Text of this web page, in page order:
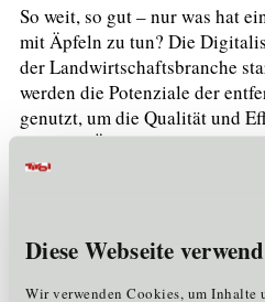
Diese Webseite
Wir verwenden Cookies, um Inhalte
So weit, so gut – nur was hat
mit Äpfeln zu tun? Die
der Landwirtschaftsbranche
werden die Potenziale der
genutzt, um die Qualität und
wie etwa Äpfeln zu beurteilen.
Leben gerufenen Projekt
Hilfestellung für den täglichen